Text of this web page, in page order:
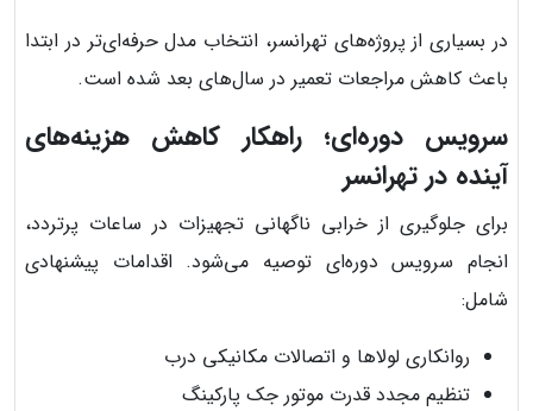
در بسیاری از پروژه‌های تهرانسر، انتخاب مدل حرفه‌ای‌تر در ابتدا
باعث کاهش مراجعات تعمیر در سال‌های بعد شده است.
سرویس دوره‌ای؛ راهکار کاهش هزینه‌های
آینده در تهرانسر
برای جلوگیری از خرابی ناگهانی تجهیزات در ساعات پرتردد،
انجام سرویس دوره‌ای توصیه می‌شود. اقدامات پیشنهادی
شامل:
روانکاری لولاها و اتصالات مکانیکی درب
تنظیم مجدد قدرت موتور جک پارکینگ